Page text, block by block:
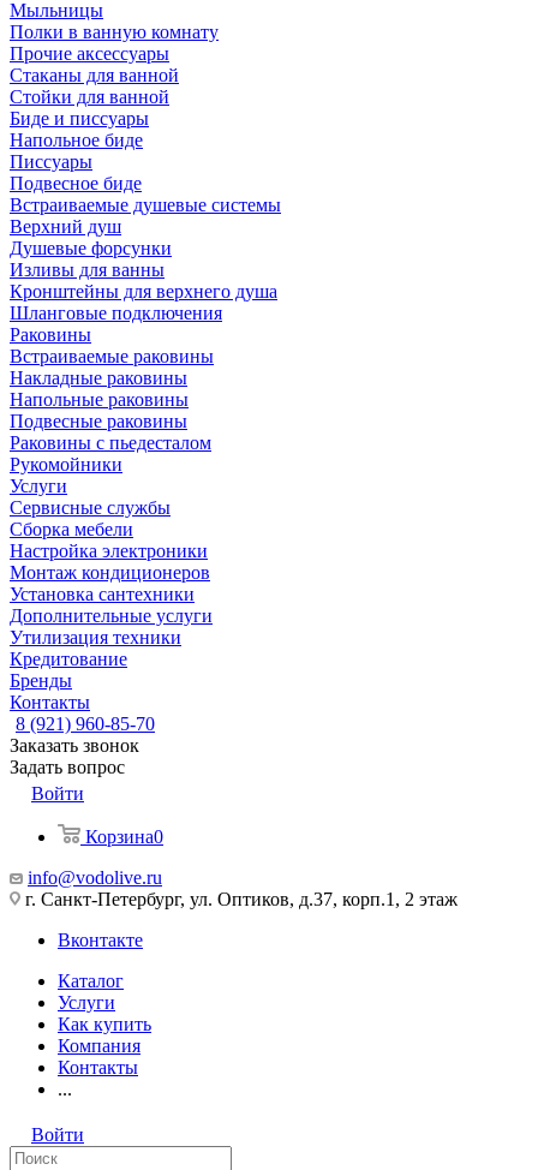
Мыльницы
Полки в ванную комнату
Прочие аксессуары
Стаканы для ванной
Стойки для ванной
Биде и писсуары
Напольное биде
Писсуары
Подвесное биде
Встраиваемые душевые системы
Верхний душ
Душевые форсунки
Изливы для ванны
Кронштейны для верхнего душа
Шланговые подключения
Раковины
Встраиваемые раковины
Накладные раковины
Напольные раковины
Подвесные раковины
Раковины с пьедесталом
Рукомойники
Услуги
Сервисные службы
Сборка мебели
Настройка электроники
Монтаж кондиционеров
Установка сантехники
Дополнительные услуги
Утилизация техники
Кредитование
Бренды
Контакты
8 (921) 960-85-70
Заказать звонок
Задать вопрос
Войти
Корзина0
info@vodolive.ru
г. Санкт-Петербург, ул. Оптиков, д.37, корп.1, 2 этаж
Вконтакте
Каталог
Услуги
Как купить
Компания
Контакты
...
Войти